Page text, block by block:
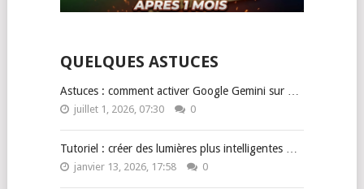
QUELQUES ASTUCES
Astuces : comment activer Google Gemini sur …
juillet 1, 2026, 07:30 0
Tutoriel : créer des lumières plus intelligentes …
janvier 13, 2026, 17:58 0